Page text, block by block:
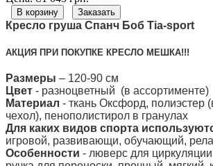
В корзину Заказать
Кресло груша Спанч Боб Тia-sport
АКЦИЯ ПРИ ПОКУПКЕ КРЕСЛО МЕШКА!!!
Размеры – 120-90 см
Цвет - разноцветный (в ассортименте)
Материал - ткань Оксфорд, полиэстер
чехол), пенополистирол в гранулах
Для каких видов спорта
игровой, развивающи, обучающий,
Особенности - люверс для